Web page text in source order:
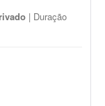
| Duração